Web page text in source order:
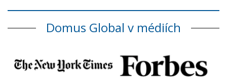
Domus Global v médiích